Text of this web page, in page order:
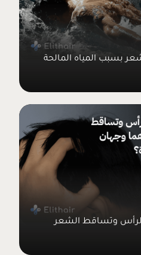
بسبب المياه المالحة
وتساقط الشعر